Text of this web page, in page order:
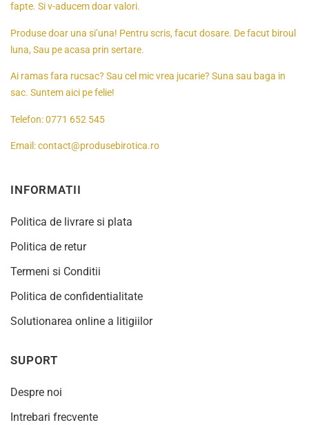
fapte. Si v-aducem doar valori.
Produse doar una si’una! Pentru scris, facut dosare. De facut biroul
luna, Sau pe acasa prin sertare.
Ai ramas fara rucsac? Sau cel mic vrea jucarie? Suna sau baga in
sac. Suntem aici pe felie!
Telefon:0771 652 545
Email:contact@produsebirotica.ro
INFORMATII
Politica de livrare si plata
Politica de retur
Termeni si Conditii
Politica de confidentialitate
Solutionarea online a litigiilor
SUPORT
Despre noi
Intrebari frecvente